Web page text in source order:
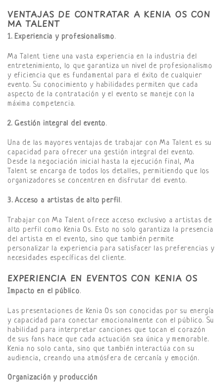
VENTAJAS DE CONTRATAR A KENIA OS CON
MA TALENT
1. Experiencia y profesionalismo.
Ma Talent tiene una vasta experiencia en la industria del
entretenimiento, lo que garantiza un nivel de profesionalismo
y eficiencia que es fundamental para el éxito de cualquier
evento. Su conocimiento y habilidades permiten que cada
aspecto de la contratación y el evento se maneje con la
máxima competencia.
2. Gestión integral del evento.
Una de las mayores ventajas de trabajar con Ma Talent es su
capacidad para ofrecer una gestión integral del evento.
Desde la negociación inicial hasta la ejecución final, Ma
Talent se encarga de todos los detalles, permitiendo que los
organizadores se concentren en disfrutar del evento.
3. Acceso a artistas de alto perfil.
Trabajar con Ma Talent ofrece acceso exclusivo a artistas de
alto perfil como Kenia Os. Esto no solo garantiza la presencia
del artista en el evento, sino que también permite
personalizar la experiencia para satisfacer las preferencias y
necesidades específicas del cliente.
EXPERIENCIA EN EVENTOS CON KENIA OS
Impacto en el público.
Las presentaciones de Kenia Os son conocidas por su energía
y capacidad para conectar emocionalmente con el público. Su
habilidad para interpretar canciones que tocan el corazón
de sus fans hace que cada actuación sea única y memorable.
Kenia no solo canta, sino que también interactúa con su
audiencia, creando una atmósfera de cercanía y emoción.
Organización y producción